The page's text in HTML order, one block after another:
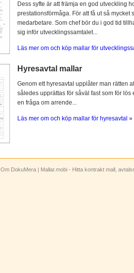
Dess syfte är att främja en god utveckling
prestationsförmåga. För att få ut så
medarbetare. Som chef bör du i god tid
sig inför utvecklingssamtalet...
Läs mer om och köp mallar för
Hyresavtal mallar
Genom ett hyresavtal upplåter man rätten
således upprättas för såväl fast som för
en fråga om arrende...
Läs mer om och köp mallar för hyresavtal »
Om DokuMera | Mallar.mobi - Hitta kontrakt mall,